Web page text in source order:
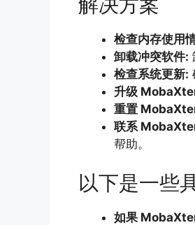
检查内存使用
卸载冲突软件:
检查系统更新:
升级
重置
联系
帮助。
以下是一些
如果